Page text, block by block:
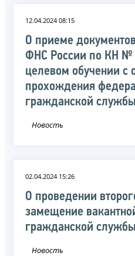
12.04.2024 08:15
О приеме
ФНС России по КН №
целевом обучении с
прохождения
гражданской
Новость
02.04.2024 15:26
О проведении
замещение
гражданской
Новость